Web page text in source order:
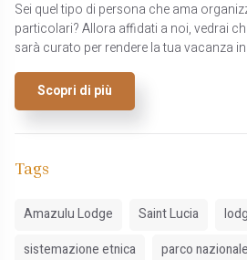
Sei quel tipo di persona che ama
particolari? Allora affidati a noi, vedrai
sarà curato per rendere la tua vacanza
Scopri di più
Tags
Amazulu Lodge Saint Lucia
sistemazione etnica
parco